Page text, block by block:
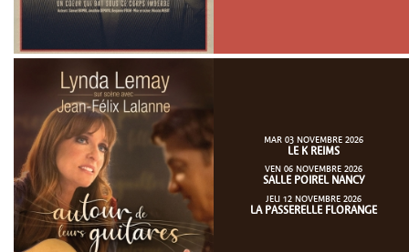
MAR 03 NOVEMBRE 2026
LE K REIMS
VEN 06 NOVEMBRE 2026
SALLE POIREL NANCY
JEU 12 NOVEMBRE 2026
LA PASSERELLE FLORANGE